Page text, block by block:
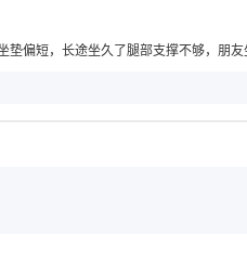
偏短，长途坐久了腿部支撑不够，朋